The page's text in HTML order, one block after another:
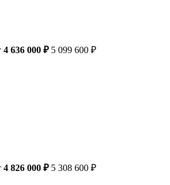
4 636 000 ₽ 5 099 600 ₽
4 826 000 ₽ 5 308 600 ₽